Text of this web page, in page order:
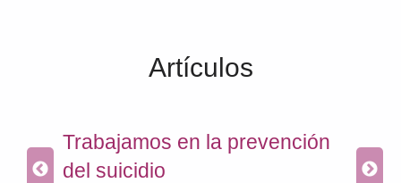
Artículos
las
Trabajamos en la prevención
del suicidio